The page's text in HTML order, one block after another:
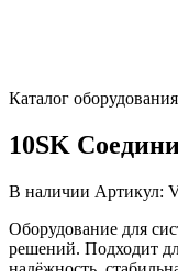
Каталог оборудования
10SK
В наличии Артикул:
Оборудование для
решений. Подходит